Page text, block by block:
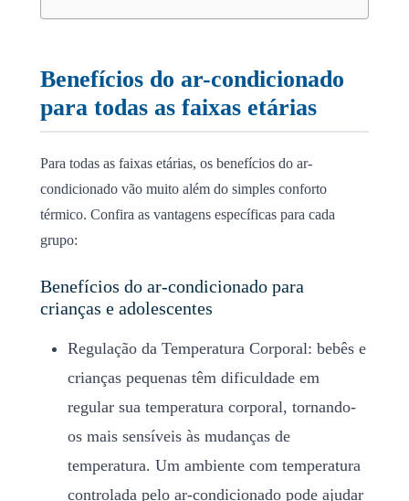
Benefícios do ar-condicionado
para todas as faixas etárias
Para todas as faixas etárias, os benefícios do ar-
condicionado vão muito além do simples conforto
térmico. Confira as vantagens específicas para cada
grupo:
Benefícios do ar-condicionado para
crianças e adolescentes
Regulação da Temperatura Corporal: bebês e
crianças pequenas têm dificuldade em
regular sua temperatura corporal, tornando-
os mais sensíveis às mudanças de
temperatura. Um ambiente com temperatura
controlada pelo ar-condicionado pode ajudar